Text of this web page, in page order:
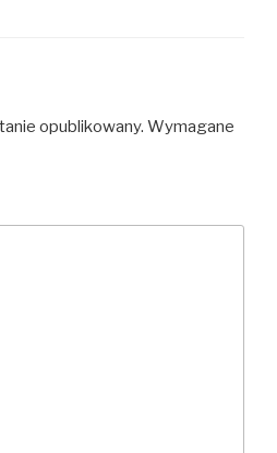
opublikowany. Wymagane